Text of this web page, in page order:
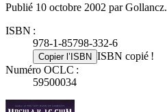
Publié 10 octobre 2002 par Gollancz.
ISBN :
978-1-85798-332-6
Copier l’ISBN ISBN copié !
Numéro OCLC :
59500034